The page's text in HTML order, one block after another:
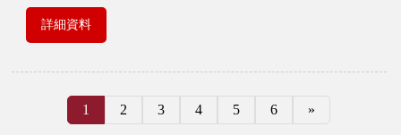
詳細資料
1 2 3 4 5 6 »